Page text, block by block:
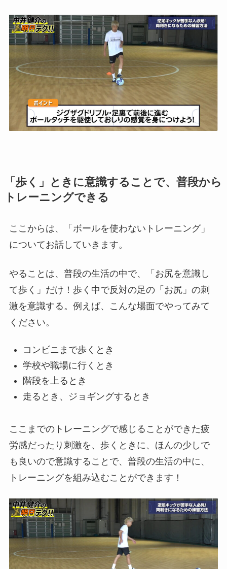
「歩く」ときに意識することで、普段から
トレーニングできる
ここからは、「ボールを使わないトレーニング」
についてお話していきます。
やることは、普段の生活の中で、「お尻を意識し
て歩く」だけ！歩く中で反対の足の「お尻」の刺
激を意識する。例えば、こんな場面でやってみて
ください。
コンビニまで歩くとき
学校や職場に行くとき
階段を上るとき
走るとき、ジョギングするとき
ここまでのトレーニングで感じることができた疲
労感だったり刺激を、歩くときに、ほんの少しで
も良いので意識することで、普段の生活の中に、
トレーニングを組み込むことができます！